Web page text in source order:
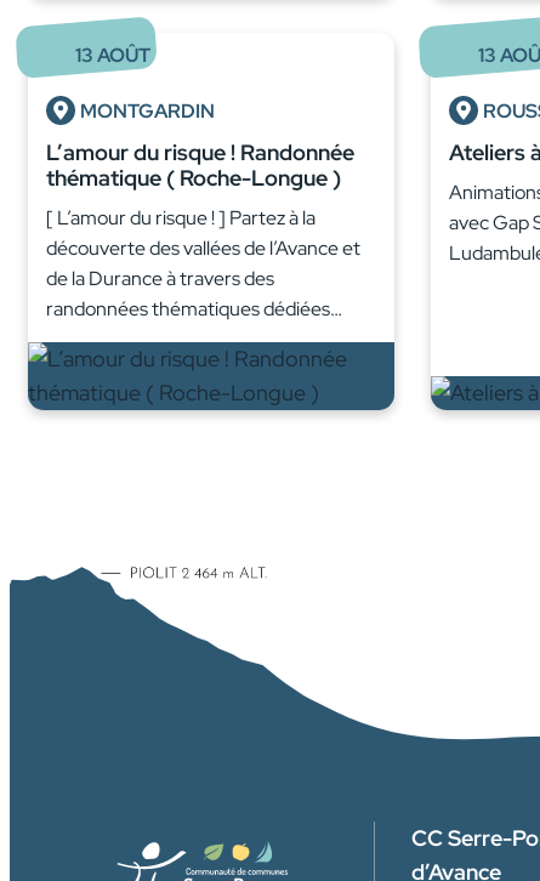
13AOÛT
MONTGARDIN
L’amour du risque ! Randonnée
thématique ( Roche-Longue )
[ L’amour du risque ! ] Partez à la
découverte des vallées de l’Avance et
de la Durance à travers des
randonnées thématiques dédiées…
13
Ateliers
avec Gap
CC Serre-
d’Avance